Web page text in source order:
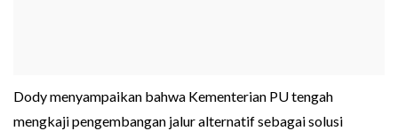
Dody menyampaikan bahwa Kementerian PU tengah
mengkaji pengembangan jalur alternatif sebagai solusi